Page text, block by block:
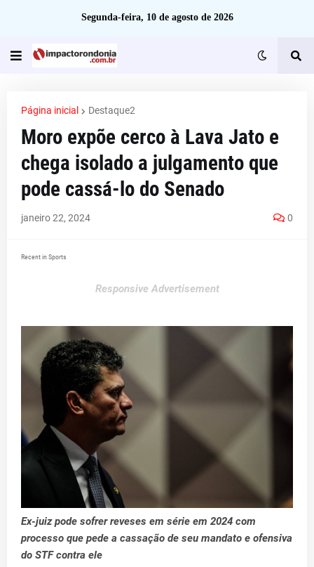
Segunda-feira, 10 de agosto de 2026
Página inicial Destaque2
Moro expõe cerco à Lava Jato e
chega isolado a julgamento que
pode cassá-lo do Senado
janeiro 22, 2024 0
Recent in Sports
Responsive Advertisement
Ex-juiz pode sofrer reveses em série em 2024 com
processo que pede a cassação de seu mandato e ofensiva
do STF contra ele